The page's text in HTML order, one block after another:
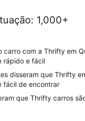
: 1,000+
carro com a Thrifty em
rápido e fácil
disseram que Thrifty
fácil de encontrar
que Thrifty carros